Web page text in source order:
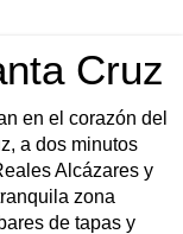
Cruz
en el corazón del
a dos minutos
Alcázares y
zona
de tapas y